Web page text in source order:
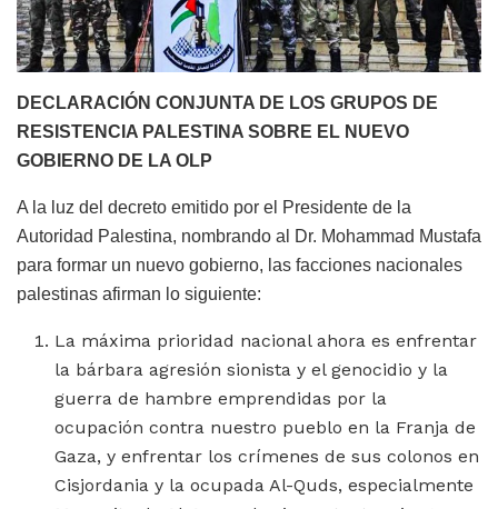
DECLARACIÓN CONJUNTA DE LOS GRUPOS DE
RESISTENCIA PALESTINA SOBRE EL NUEVO
GOBIERNO DE LA OLP
A la luz del decreto emitido por el Presidente de la
Autoridad Palestina, nombrando al Dr. Mohammad Mustafa
para formar un nuevo gobierno, las facciones nacionales
palestinas afirman lo siguiente:
La máxima prioridad nacional ahora es enfrentar
la bárbara agresión sionista y el genocidio y la
guerra de hambre emprendidas por la
ocupación contra nuestro pueblo en la Franja de
Gaza, y enfrentar los crímenes de sus colonos en
Cisjordania y la ocupada Al-Quds, especialmente